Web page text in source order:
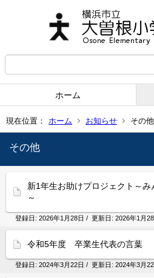
ホーム
現在位置： ホーム お知らせ その他
その他
新1年生お助けプロジェクト～
～
登録日: 2026年1月28日 / 更新日: 2026年1月
令和5年度 卒業生代表の言葉
登録日: 2024年3月22日 / 更新日: 2024年3月